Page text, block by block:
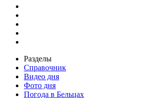
Разделы
Справочник
Видео дня
Фото дня
Погода в Бельцах